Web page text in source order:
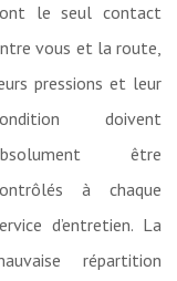
le seul contact
vous et la route,
pressions et leur
doivent
être
à chaque
d’entretien. La
répartition